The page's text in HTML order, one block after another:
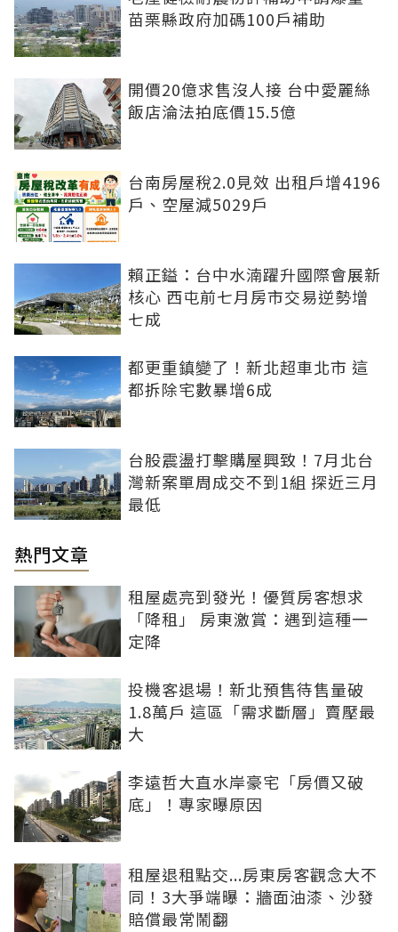
苗栗縣政府加碼100戶補助
開價20億求售沒人接 台中愛麗絲
飯店淪法拍底價15.5億
台南房屋稅2.0見效 出租戶增4196
戶、空屋減5029戶
賴正鎰：台中水湳躍升國際會展新
核心 西屯前七月房市交易逆勢增
七成
都更重鎮變了！新北超車北市 這
都拆除宅數暴增6成
台股震盪打擊購屋興致！7月北台
灣新案單周成交不到1組 探近三月
最低
熱門文章
租屋處亮到發光！優質房客想求
「降租」 房東激賞：遇到這種一
定降
投機客退場！新北預售待售量破
1.8萬戶 這區「需求斷層」賣壓最
大
李遠哲大直水岸豪宅「房價又破
底」！專家曝原因
租屋退租點交...房東房客觀念大不
同！3大爭端曝：牆面油漆、沙發
賠償最常鬧翻